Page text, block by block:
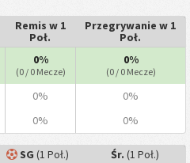
Remis w 1
Poł.
Przegrywanie w 1
Poł.
0%
(0 / 0 Mecze)
0%
(0 / 0 Mecze)
0% 0%
0% 0%
SG (1 Poł.) Śr. (1 Poł.)